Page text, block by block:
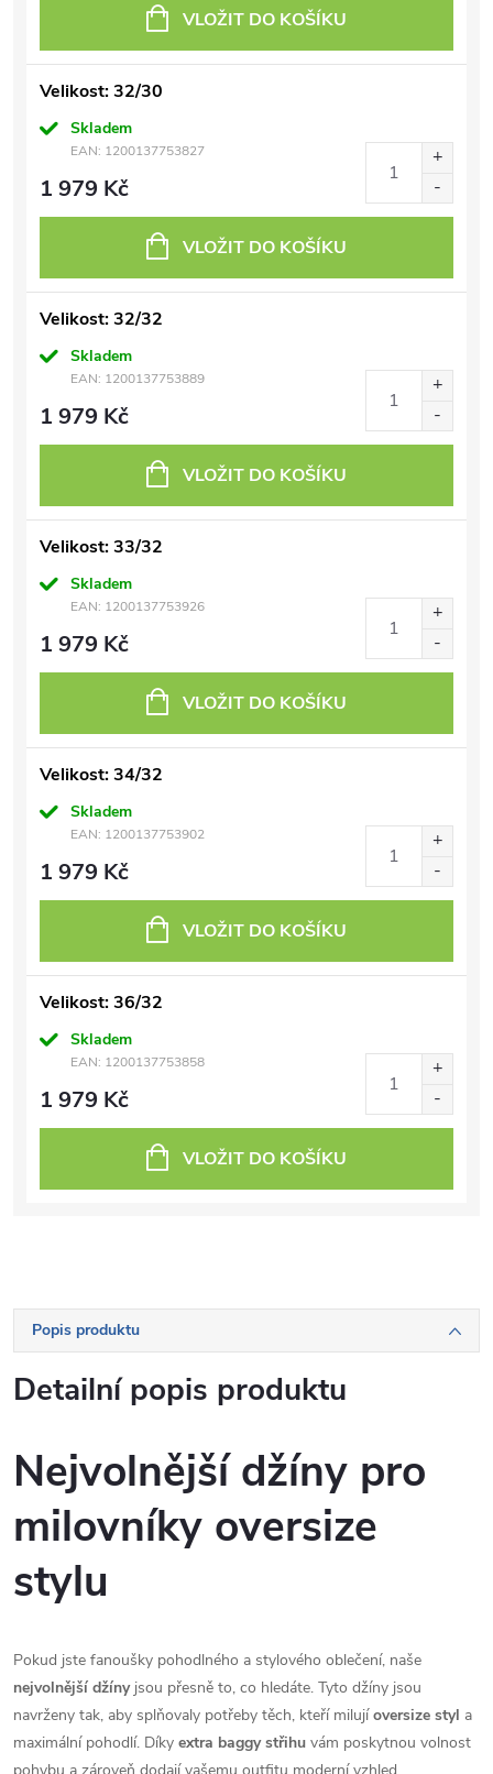
VLOŽIT DO KOŠÍKU
Velikost: 32/30
Skladem
EAN: 1200137753827
1 979 Kč
VLOŽIT DO KOŠÍKU
Velikost: 32/32
Skladem
EAN: 1200137753889
1 979 Kč
VLOŽIT DO KOŠÍKU
Velikost: 33/32
Skladem
EAN: 1200137753926
1 979 Kč
VLOŽIT DO KOŠÍKU
Velikost: 34/32
Skladem
EAN: 1200137753902
1 979 Kč
VLOŽIT DO KOŠÍKU
Velikost: 36/32
Skladem
EAN: 1200137753858
1 979 Kč
VLOŽIT DO KOŠÍKU
Popis produktu
Detailní popis produktu
Nejvolnější džíny pro
milovníky oversize
stylu
Pokud jste fanoušky pohodlného a stylového oblečení, naše
nejvolnější džínyjsou přesně to, co hledáte. Tyto džíny jsou
navrženy tak, aby splňovaly potřeby těch, kteří milujíoversize styl a
maximální pohodlí. Díky extra baggy střihu vám poskytnou volnost